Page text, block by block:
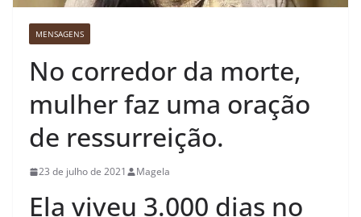
MENSAGENS
No corredor da morte,
mulher faz uma oração
de ressurreição.
23 de julho de 2021 Magela
Ela viveu 3.000 dias no